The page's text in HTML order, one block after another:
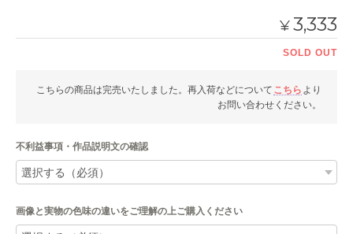
¥3,333
SOLD OUT
こちらの商品は完売いたしました。再入荷などについて こちら より
お問い合わせください。
不利益事項・作品説明文の確認
画像と実物の色味の違いをご理解の上ご購入ください